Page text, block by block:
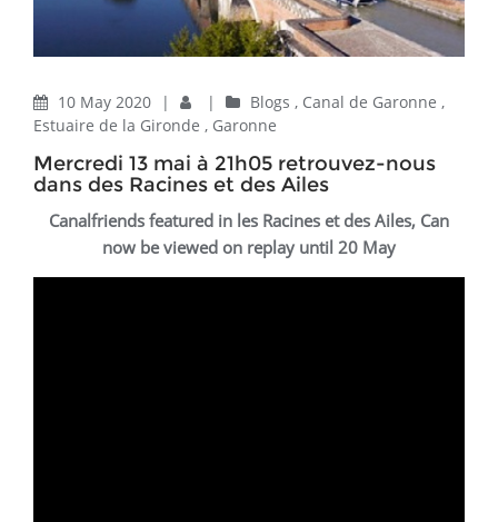
10 May 2020 | | Blogs , Canal de Garonne ,
Estuaire de la Gironde , Garonne
Mercredi 13 mai à 21h05 retrouvez-nous
dans des Racines et des Ailes
Canalfriends featured in les Racines et des Ailes, Can
now be viewed on replay until 20 May